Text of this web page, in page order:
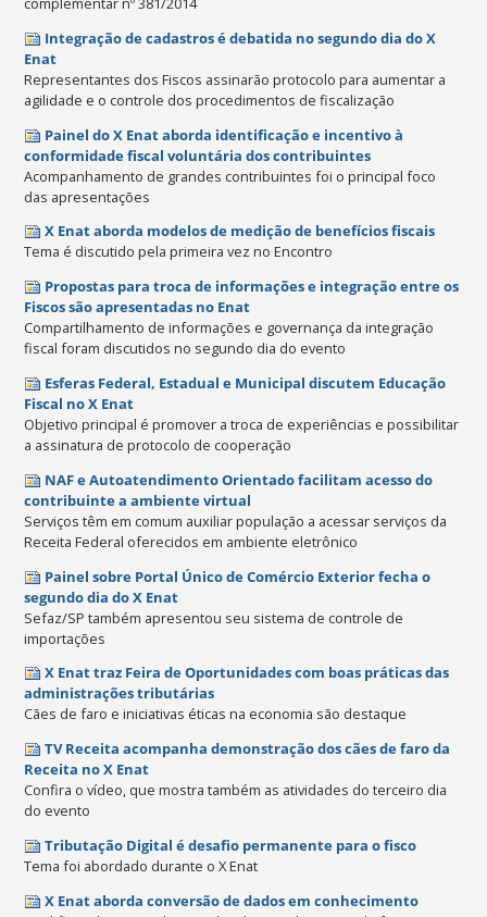
Integração de cadastros é debatida no segundo dia do X
Enat
Representantes dos Fiscos assinarão protocolo para aumentar a
agilidade e o controle dos procedimentos de fiscalização
Painel do X Enat aborda identificação e incentivo à
conformidade fiscal voluntária dos contribuintes
Acompanhamento de grandes contribuintes foi o principal foco
das apresentações
X Enat aborda modelos de medição de benefícios fiscais
Tema é discutido pela primeira vez no Encontro
Propostas para troca de informações e integração entre os
Fiscos são apresentadas no Enat
Compartilhamento de informações e governança da integração
fiscal foram discutidos no segundo dia do evento
Esferas Federal, Estadual e Municipal discutem Educação
Fiscal no X Enat
Objetivo principal é promover a troca de experiências e possibilitar
a assinatura de protocolo de cooperação
NAF e Autoatendimento Orientado facilitam acesso do
contribuinte a ambiente virtual
Serviços têm em comum auxiliar população a acessar serviços da
Receita Federal oferecidos em ambiente eletrônico
Painel sobre Portal Único de Comércio Exterior fecha o
segundo dia do X Enat
Sefaz/SP também apresentou seu sistema de controle de
importações
X Enat traz Feira de Oportunidades com boas práticas das
administrações tributárias
Cães de faro e iniciativas éticas na economia são destaque
TV Receita acompanha demonstração dos cães de faro da
Receita no X Enat
Confira o vídeo, que mostra também as atividades do terceiro dia
do evento
Tributação Digital é desafio permanente para o fisco
Tema foi abordado durante o X Enat
X Enat aborda conversão de dados em conhecimento